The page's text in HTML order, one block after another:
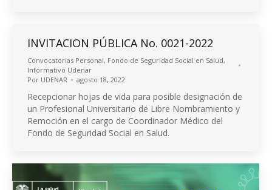
INVITACION PÚBLICA No. 0021-2022
Convocatorias Personal, Fondo de Seguridad Social en Salud,
Informativo Udenar
Por UDENAR agosto 18, 2022
Recepcionar hojas de vida para posible designación de
un Profesional Universitario de Libre Nombramiento y
Remoción en el cargo de Coordinador Médico del
Fondo de Seguridad Social en Salud.